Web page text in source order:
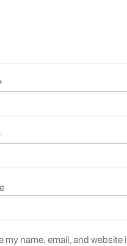
my name, email, and website